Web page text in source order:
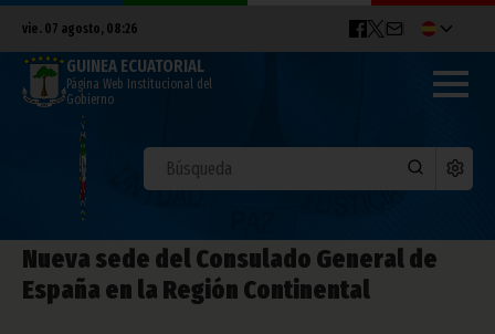
vie. 07 agosto, 08:26
GUINEA ECUATORIAL
Página Web Institucional del
Gobierno
Nueva sede del Consulado General de
España en la Región Continental